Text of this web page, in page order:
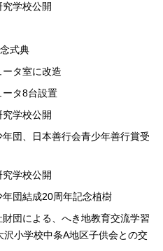
学校公開
式典
タ室に改造
ータ8台設置
学校公開
団、日本善行会青少年善行賞受
学校公開
団結成20周年記念植樹
団による、へき地教育交流学習
小学校中条A地区子供会との交